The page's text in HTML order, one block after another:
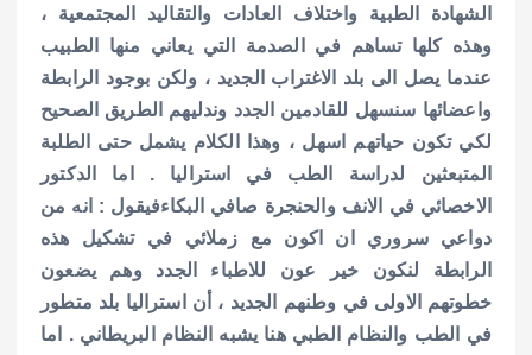
الشهادة الطبية واختلاف العادات والتقاليد المجتمعية ،
وهذه كلها تساهم في الصدمة التي يعاني منها الطبيب
عندما يصل الى بلد الاغتراب الجديد ، ولكن بوجود الرابطة
واعضائها سنسهل للقادمين الجدد وندليهم الطريق الصحيح
لكي تكون حياتهم اسهل ، وهذا الكلام يشمل حتى الطلبة
المتبعثين لدراسة الطب في استراليا . اما الدكتور
الاخصائي في الانف والحنجرة صافي البكاءفيقول : انه من
دواعي سروري ان اكون مع زملائي في تشكيل هذه
الرابطة لنكون خير عون للاطباء الجدد وهم يضعون
خطوتهم الاولى في وطنهم الجديد ، أن استراليا بلد متطور
في الطب والنظام الطبي هنا يشبه النظام البريطاني . اما